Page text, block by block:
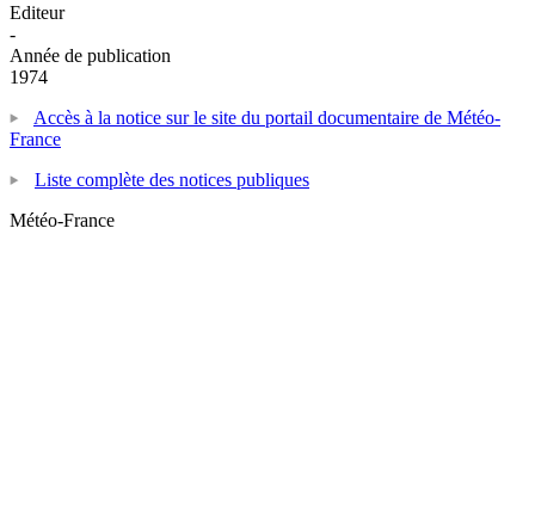
Editeur
-
Année de publication
1974
Accès à la notice sur le site du portail documentaire de Météo-
France
Liste complète des notices publiques
Météo-France